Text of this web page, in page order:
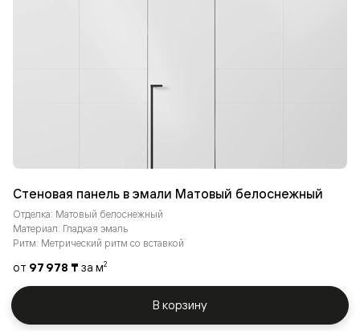
Стеновая панель в эмали Матовый белоснежный
Отделка: Матовый белоснежный
Материал: Гладкая эмаль
Ритм: Метрический ритм со вставкой
от 97 978 ₸ за м2
В корзину